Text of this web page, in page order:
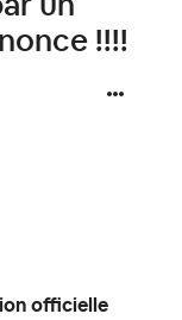
!!!!
officielle